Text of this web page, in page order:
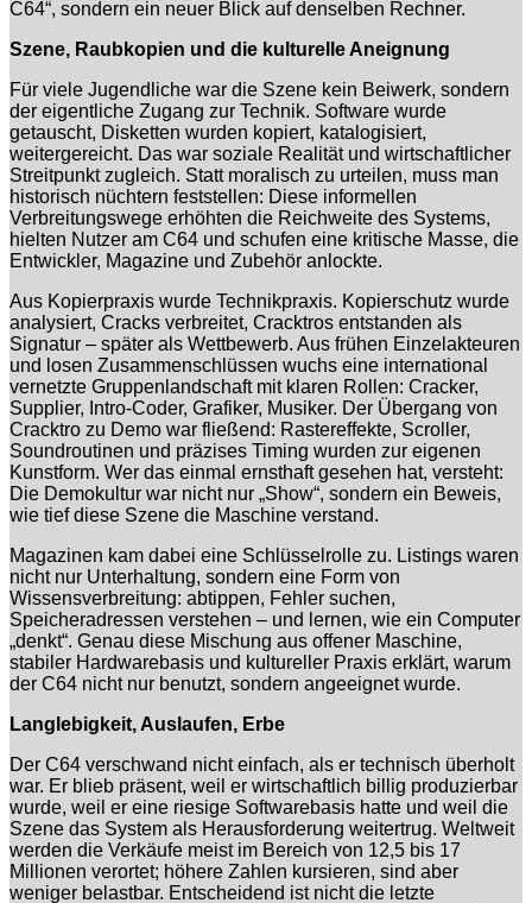
C64“, sondern ein neuer Blick auf denselben Rechner.
Szene, Raubkopien und die kulturelle Aneignung
Für viele Jugendliche war die Szene kein Beiwerk, sondern
der eigentliche Zugang zur Technik. Software wurde
getauscht, Disketten wurden kopiert, katalogisiert,
weitergereicht. Das war soziale Realität und wirtschaftlicher
Streitpunkt zugleich. Statt moralisch zu urteilen, muss man
historisch nüchtern feststellen: Diese informellen
Verbreitungswege erhöhten die Reichweite des Systems,
hielten Nutzer am C64 und schufen eine kritische Masse, die
Entwickler, Magazine und Zubehör anlockte.
Aus Kopierpraxis wurde Technikpraxis. Kopierschutz wurde
analysiert, Cracks verbreitet, Cracktros entstanden als
Signatur – später als Wettbewerb. Aus frühen Einzelakteuren
und losen Zusammenschlüssen wuchs eine international
vernetzte Gruppenlandschaft mit klaren Rollen: Cracker,
Supplier, Intro-Coder, Grafiker, Musiker. Der Übergang von
Cracktro zu Demo war fließend: Rastereffekte, Scroller,
Soundroutinen und präzises Timing wurden zur eigenen
Kunstform. Wer das einmal ernsthaft gesehen hat, versteht:
Die Demokultur war nicht nur „Show“, sondern ein Beweis,
wie tief diese Szene die Maschine verstand.
Magazinen kam dabei eine Schlüsselrolle zu. Listings waren
nicht nur Unterhaltung, sondern eine Form von
Wissensverbreitung: abtippen, Fehler suchen,
Speicheradressen verstehen – und lernen, wie ein Computer
„denkt“. Genau diese Mischung aus offener Maschine,
stabiler Hardwarebasis und kultureller Praxis erklärt, warum
der C64 nicht nur benutzt, sondern angeeignet wurde.
Langlebigkeit, Auslaufen, Erbe
Der C64 verschwand nicht einfach, als er technisch überholt
war. Er blieb präsent, weil er wirtschaftlich billig produzierbar
wurde, weil er eine riesige Softwarebasis hatte und weil die
Szene das System als Herausforderung weitertrug. Weltweit
werden die Verkäufe meist im Bereich von 12,5 bis 17
Millionen verortet; höhere Zahlen kursieren, sind aber
weniger belastbar. Entscheidend ist nicht die letzte